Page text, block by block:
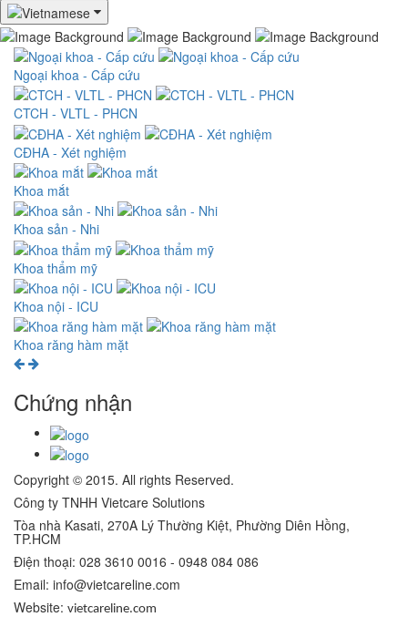
Ngoại khoa - Cấp cứu
CTCH - VLTL - PHCN
CĐHA - Xét nghiệm
Khoa mắt
Khoa sản - Nhi
Khoa thẩm mỹ
Khoa nội - ICU
Khoa răng hàm mặt
Chứng nhận
Copyright © 2015. All rights Reserved.
Công ty TNHH Vietcare Solutions
Tòa nhà Kasati, 270A Lý Thường Kiệt, Phường Diên Hồng,
TP.HCM
Điện thoại: 028 3610 0016 - 0948 084 086
Email: info@vietcareline.com
Website: vietcareline.com